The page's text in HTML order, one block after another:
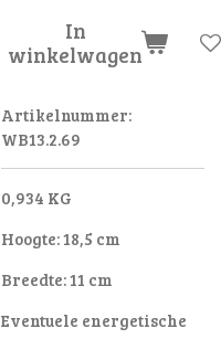
In
winkelwagen
Artikelnummer:
WB13.2.69
0,934 KG
Hoogte: 18,5 cm
Breedte: 11 cm
Eventuele energetische